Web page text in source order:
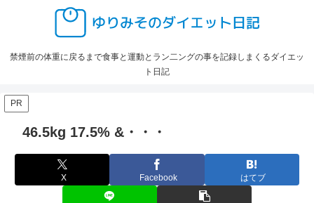
禁煙前の体重に戻るまで食事と運動とラン二ングの事を記録しまくるダイエッ
ト日記
PR
46.5kg 17.5% &・・・
X Facebook はてブ